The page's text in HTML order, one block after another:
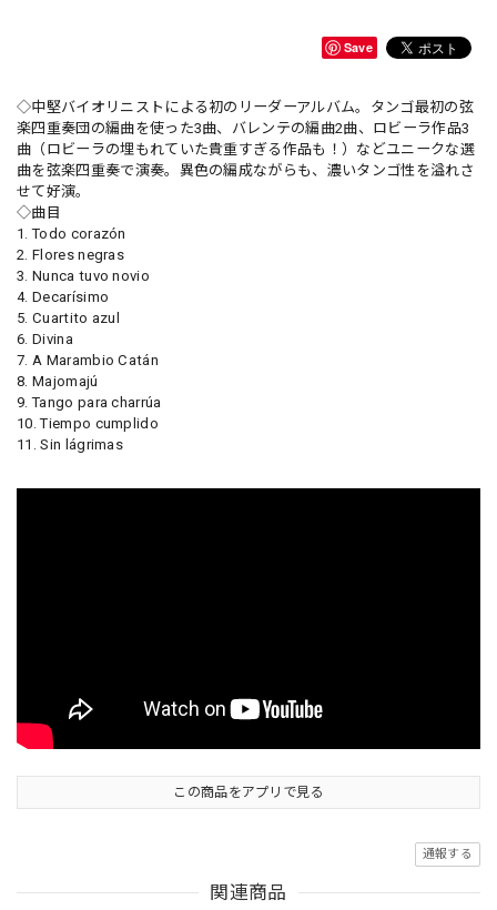
Save
◇中堅バイオリニストによる初のリーダーアルバム。タンゴ最初の弦
楽四重奏団の編曲を使った3曲、バレンテの編曲2曲、ロビーラ作品3
曲（ロビーラの埋もれていた貴重すぎる作品も！）などユニークな選
曲を弦楽四重奏で演奏。異色の編成ながらも、濃いタンゴ性を溢れさ
せて好演。
◇曲目
1. Todo corazón
2. Flores negras
3. Nunca tuvo novio
4. Decarísimo
5. Cuartito azul
6. Divina
7. A Marambio Catán
8. Majomajú
9. Tango para charrúa
10. Tiempo cumplido
11. Sin lágrimas
この商品をアプリで見る
通報する
関連商品